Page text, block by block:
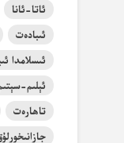
ئاتا-ئانا
ئىبادەت
ئىسلامدا
ئېلىم-
تاھارەت